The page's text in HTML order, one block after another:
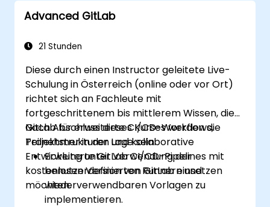
Advanced GitLab
21 Stunden
Diese durch einen Instructor geleitete Live-
Schulung in Österreich (online oder vor Ort)
richtet sich an Fachleute mit
fortgeschrittenem bis mittlerem Wissen, die
GitLab für erweiterte CI/CD-Workflows,
Projektstrukturen und kollaborative
Entwicklung unter Verwendung der
kostenlosen Version von GitLab einsetzen
möchten.
Nach Abschluss dieses Kurses werden die
Teilnehmer in der Lage sein:
Erweiterte GitLab CI/CD-Pipelines mit
benutzerdefinierten Runnern und
wiederverwendbaren Vorlagen zu
implementieren.